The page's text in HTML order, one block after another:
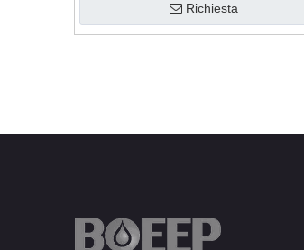
Richiesta